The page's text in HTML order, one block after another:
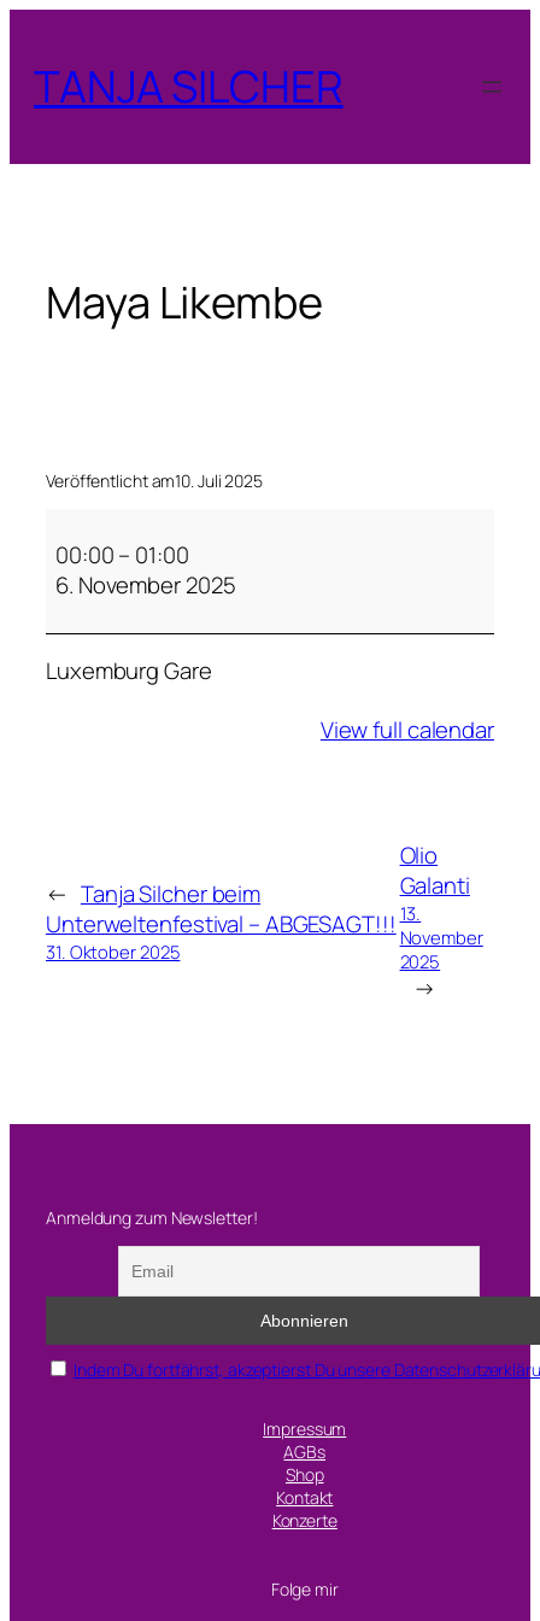
springen
TANJA SILCHER
Maya Likembe
Veröffentlicht am10. Juli 2025
L
i
00:00– 01:00
6. November 2025
Luxemburg Gare
View full calendar
← Tanja Silcher beim
Unterweltenfestival – ABGESAGT!!!
31. Oktober 2025
Olio
Galanti
13.
November
2025
→
Anmeldung zum Newsletter!
Indem Du fortfährst, akzeptierst Du unsere
Impressum
AGBs
Shop
Kontakt
Konzerte
Folge mir